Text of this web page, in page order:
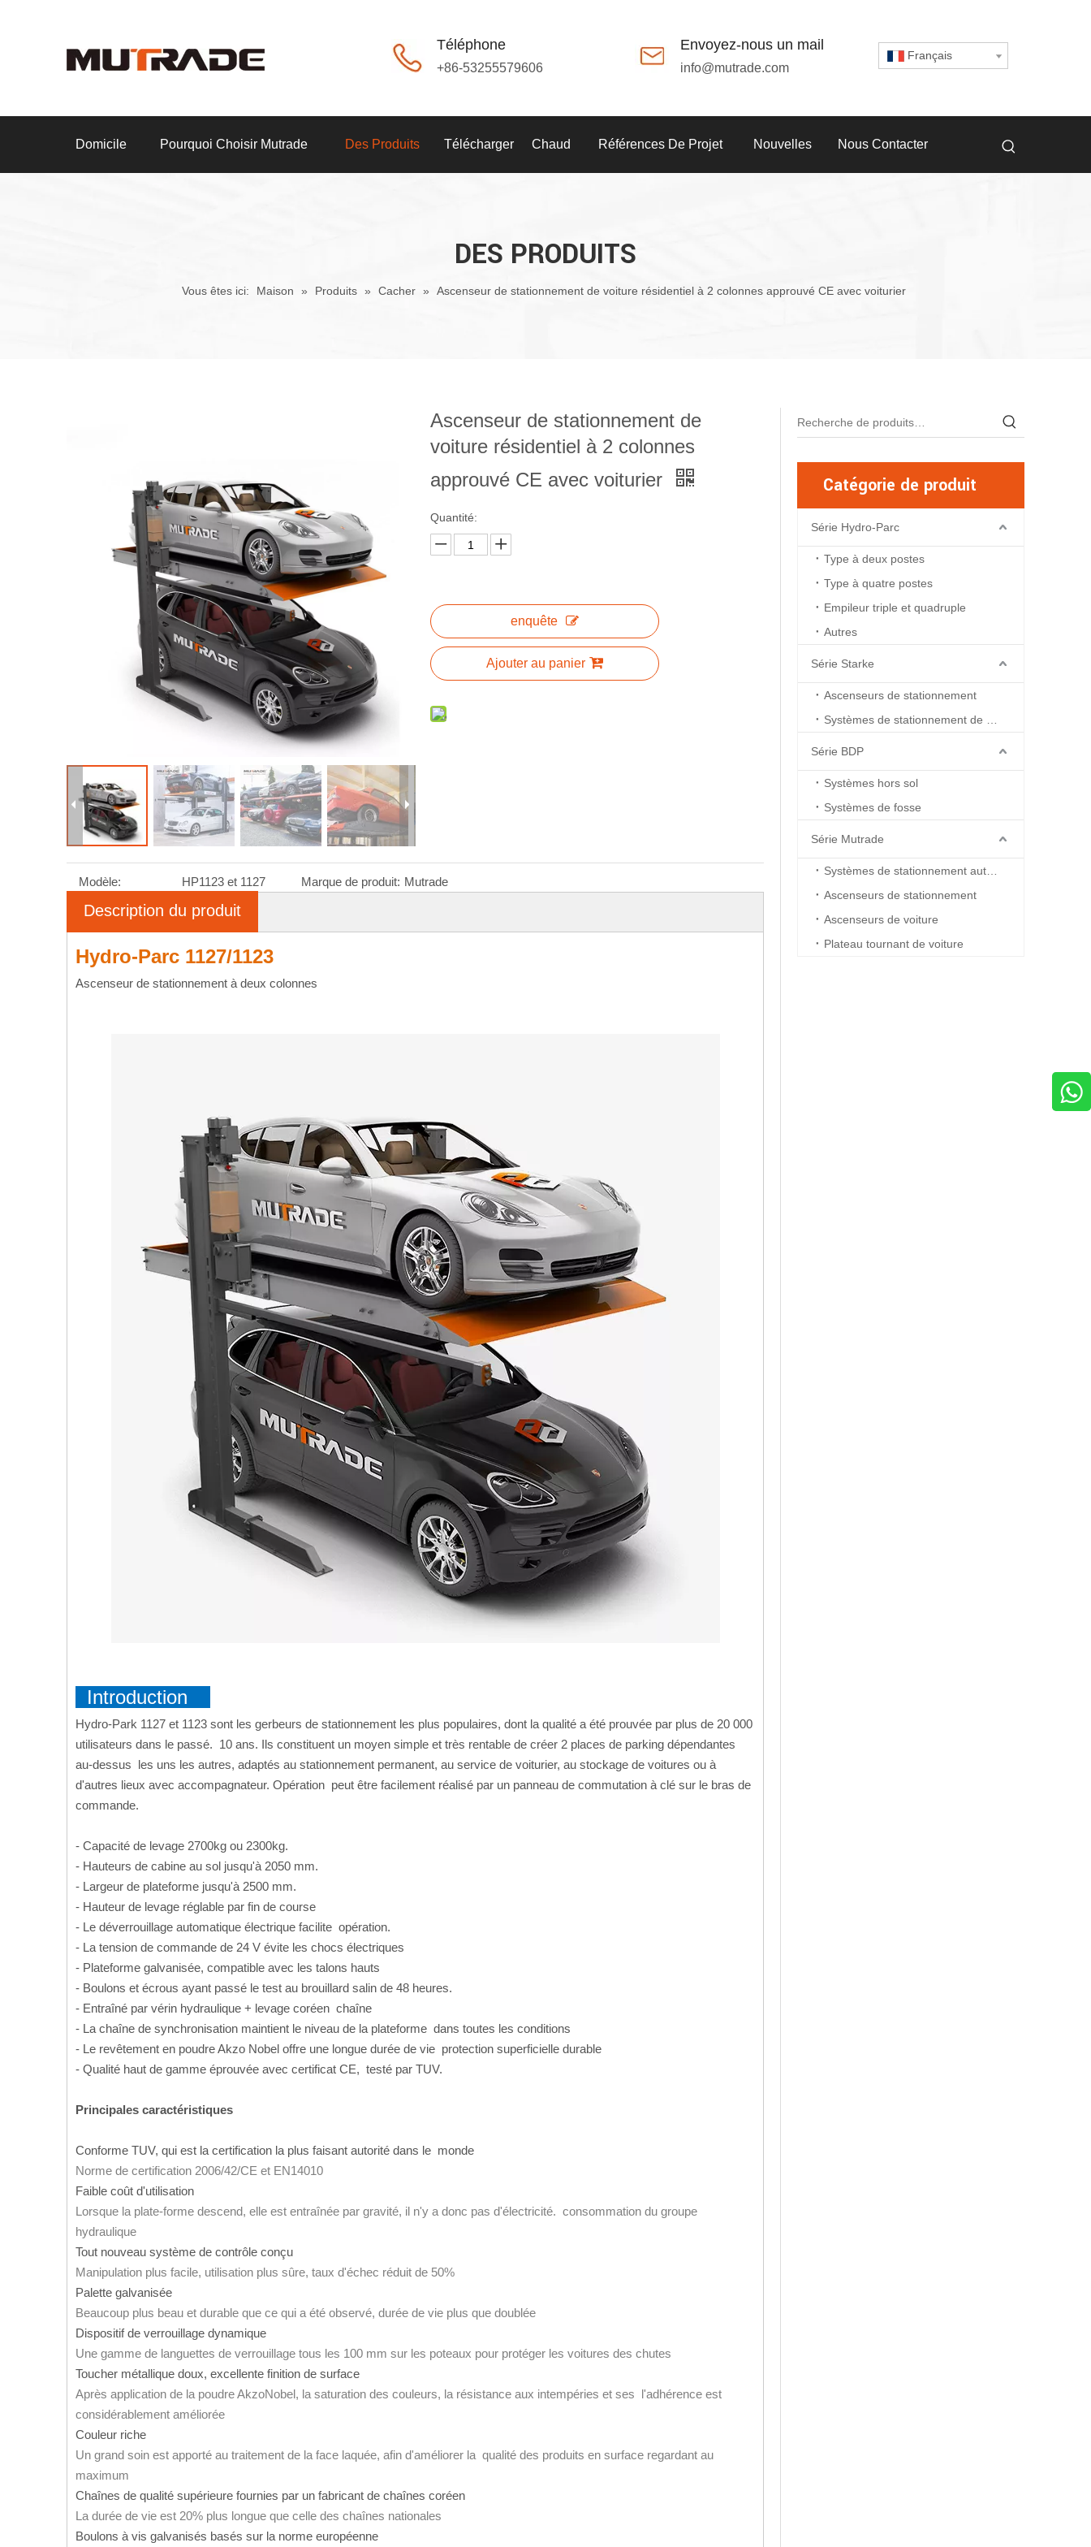
Téléphone
+86-53255579606
Envoyez-nous un mail
info@mutrade.com
Français
Domicile Pourquoi Choisir Mutrade Des Produits Télécharger Chaud Références De Projet Nouvelles Nous Contacter
DES PRODUITS
Vous êtes ici: Maison » Produits » Cacher » Ascenseur de stationnement de voiture résidentiel à 2 colonnes approuvé CE avec voiturier
Ascenseur de stationnement de
voiture résidentiel à 2 colonnes
approuvé CE avec voiturier
Quantité:
enquête
Ajouter au panier
Modèle: HP1123 et 1127 Marque de produit: Mutrade
Description du produit
Hydro-Parc 1127/1123
Ascenseur de stationnement à deux colonnes
Introduction
Hydro-Park 1127 et 1123 sont les gerbeurs de stationnement les plus populaires, dont la qualité a été prouvée par plus de 20 000
utilisateurs dans le passé. 10 ans. Ils constituent un moyen simple et très rentable de créer 2 places de parking dépendantes
au-dessus les uns les autres, adaptés au stationnement permanent, au service de voiturier, au stockage de voitures ou à
d'autres lieux avec accompagnateur. Opération peut être facilement réalisé par un panneau de commutation à clé sur le bras de
commande.
- Capacité de levage 2700kg ou 2300kg.
- Hauteurs de cabine au sol jusqu'à 2050 mm.
- Largeur de plateforme jusqu'à 2500 mm.
- Hauteur de levage réglable par fin de course
- Le déverrouillage automatique électrique facilite opération.
- La tension de commande de 24 V évite les chocs électriques
- Plateforme galvanisée, compatible avec les talons hauts
- Boulons et écrous ayant passé le test au brouillard salin de 48 heures.
- Entraîné par vérin hydraulique + levage coréen chaîne
- La chaîne de synchronisation maintient le niveau de la plateforme dans toutes les conditions
- Le revêtement en poudre Akzo Nobel offre une longue durée de vie protection superficielle durable
- Qualité haut de gamme éprouvée avec certificat CE, testé par TUV.
Principales caractéristiques
Conforme TUV, qui est la certification la plus faisant autorité dans le monde
Norme de certification 2006/42/CE et EN14010
Faible coût d'utilisation
Lorsque la plate-forme descend, elle est entraînée par gravité, il n'y a donc pas d'électricité. consommation du groupe
hydraulique
Tout nouveau système de contrôle conçu
Manipulation plus facile, utilisation plus sûre, taux d'échec réduit de 50%
Palette galvanisée
Beaucoup plus beau et durable que ce qui a été observé, durée de vie plus que doublée
Dispositif de verrouillage dynamique
Une gamme de languettes de verrouillage tous les 100 mm sur les poteaux pour protéger les voitures des chutes
Toucher métallique doux, excellente finition de surface
Après application de la poudre AkzoNobel, la saturation des couleurs, la résistance aux intempéries et ses l'adhérence est
considérablement améliorée
Couleur riche
Un grand soin est apporté au traitement de la face laquée, afin d'améliorer la qualité des produits en surface regardant au
maximum
Chaînes de qualité supérieure fournies par un fabricant de chaînes coréen
La durée de vie est 20% plus longue que celle des chaînes nationales
Boulons à vis galvanisés basés sur la norme européenne
Catégorie de produit
Série Hydro-Parc
Type à deux postes
Type à quatre postes
Empileur triple et quadruple
Autres
Série Starke
Ascenseurs de stationnement
Série BDP
Systèmes hors sol
Systèmes de fosse
Série Mutrade
Ascenseurs de stationnement
Ascenseurs de voiture
Plateau tournant de voiture